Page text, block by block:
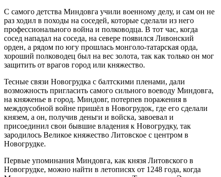
С самого детства Миндовга учили военному делу, и сам он не
раз ходил в походы на соседей, которые сделали из него
профессионального война и полководца. В тот час, когда
сосед нападал на соседа, на севере появился Ливонский
орден, а рядом по югу прошлась монголо-татарская орда,
хороший полководец был на вес золота, так как только он мог
защитить от врагов город или княжество.
Тесные связи Новогрудка с балтскими пленами, дали
возможность пригласить самого сильного воеводу Миндовга,
на княженье в город. Миндовг, потерпев поражения в
междоусобной войне пришёл в Новогрудок, где его сделали
князем, а он, получив деньги и войска, завоевал и
присоединил свои бывшие владения к Новогрудку, так
зародилось Великое княжество Литовское с центром в
Новогрудке.
Первые упоминания Миндовга, как князя Литовского в
Новогрудке, можно найти в летописях от 1248 года, когда